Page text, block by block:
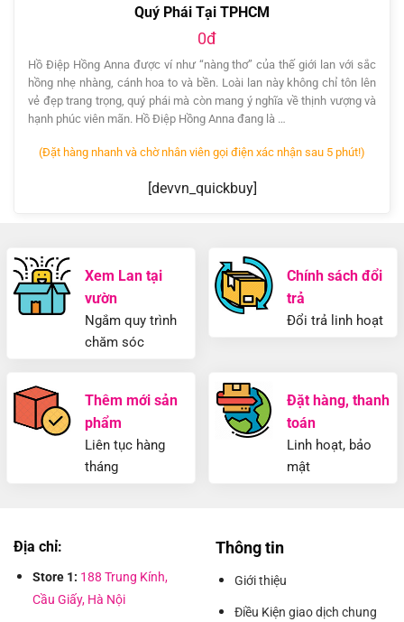
Quý Phái Tại TPHCM
0đ
Hồ Điệp Hồng Anna được ví như “nàng thơ” của thế giới lan với sắc
hồng nhẹ nhàng, cánh hoa to và bền. Loài lan này không chỉ tôn lên
vẻ đẹp trang trọng, quý phái mà còn mang ý nghĩa về thịnh vượng và
hạnh phúc viên mãn. Hồ Điệp Hồng Anna đang là …
(Đặt hàng nhanh và chờ nhân viên gọi điện xác nhận sau 5 phút!)
[devvn_quickbuy]
Xem Lan tại
vườn
Ngắm quy trình
chăm sóc
Chính sách đổi
trả
Đổi trả linh hoạt
Thêm mới sản
phẩm
Liên tục hàng
tháng
Đặt hàng, thanh
toán
Linh hoạt, bảo
mật
Địa chỉ:
Store 1: 188 Trung Kính,
Cầu Giấy, Hà Nội
Thông tin
Giới thiệu
Điều Kiện giao dịch chung